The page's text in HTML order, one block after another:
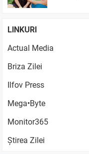
LINKURI
Actual Media
Briza Zilei
Ilfov Press
Mega•Byte
Monitor365
Știrea Zilei